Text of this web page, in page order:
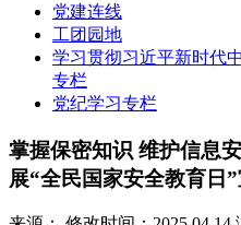
党建连线
工团园地
学习贯彻习近平新时代
专栏
党纪学习专栏
掌握保密知识 维护信息
展“全民国家安全教育日